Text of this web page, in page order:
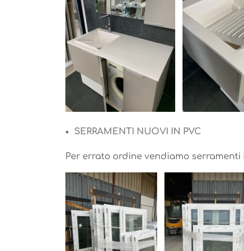
SERRAMENTI NUOVI IN PVC
Per errato ordine vendiamo serramenti